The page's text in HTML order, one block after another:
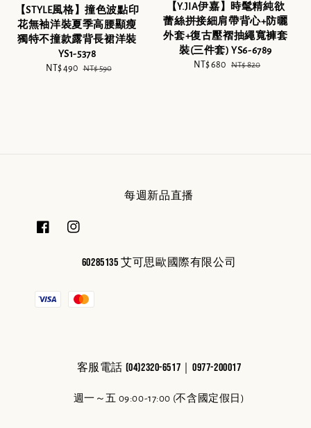
【STYLE風格】撞色波點印
花無袖洋裝夏季高腰顯瘦
獨特不撞款露背長裙洋裝
YS1-5378
Sale
NT$ 490 Regular
NT$ 590
【Y.JIA伊嘉】時髦精純欲
蕾絲拼接細肩帶背心+防曬
外套+復古壓褶抽繩寬褲套
裝(三件套) YS6-6789
Sale
NT$ 680 Regular
NT$ 820
每週新品直播
60285135 艾可思歐國際有限公司
客服電話 (04)2320-6517｜0977-200017
週一～五 09:00-17:00 (不含國定假日)